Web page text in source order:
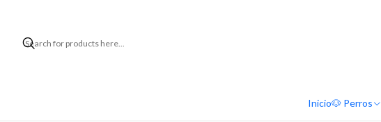
Inicio🐶 Perros